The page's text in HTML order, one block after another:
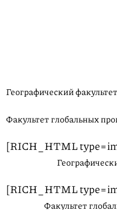
Географический
Факультет глобальных
[RICH_HTML
[RICH_HTML
Факультет